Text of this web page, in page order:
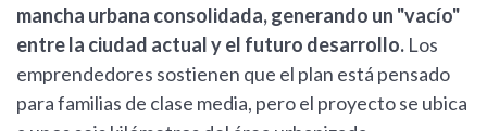
mancha urbana consolidada, generando un "vacío"
entre la ciudad actual y el futuro desarrollo. Los
emprendedores sostienen que el plan está pensado
para familias de clase media, pero el proyecto se ubica